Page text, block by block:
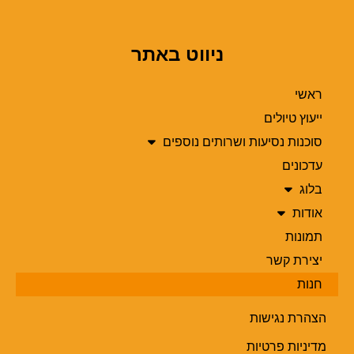
ניווט באתר
ראשי
ייעוץ טיולים
סוכנות נסיעות ושרותים נוספים
עדכונים
בלוג
אודות
תמונות
יצירת קשר
חנות
הצהרת נגישות
מדיניות פרטיות